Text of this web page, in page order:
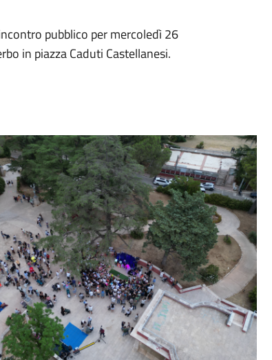
pubblico per mercoledì 26
in piazza Caduti Castellanesi.